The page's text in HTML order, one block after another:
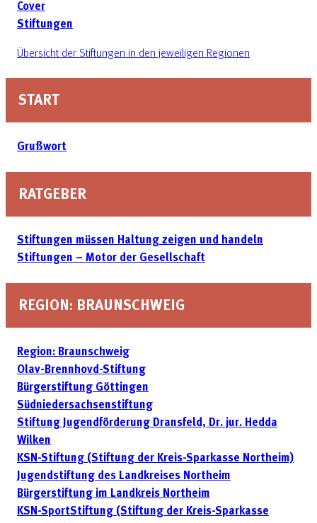
Cover
Stiftungen
Übersicht der Stiftungen in den jeweiligen Regionen
START
Grußwort
RATGEBER
Stiftungen müssen Haltung zeigen und handeln
Stiftungen – Motor der Gesellschaft
REGION: BRAUNSCHWEIG
Region: Braunschweig
Olav-Brennhovd-Stiftung
Bürgerstiftung Göttingen
Südniedersachsenstiftung
Stiftung Jugendförderung Dransfeld, Dr. jur. Hedda
Wilken
KSN-Stiftung (Stiftung der Kreis-Sparkasse Northeim)
Jugendstiftung des Landkreises Northeim
Bürgerstiftung im Landkreis Northeim
KSN-SportStiftung (Stiftung der Kreis-Sparkasse